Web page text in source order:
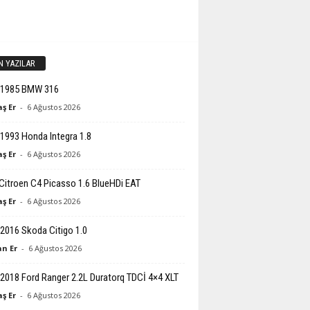
YAZILAR
BMW 316
Er - 6 Ağustos 2026
Honda Integra 1.8
Er - 6 Ağustos 2026
C4 Picasso 1.6 BlueHDi EAT
Er - 6 Ağustos 2026
Skoda Citigo 1.0
Er - 6 Ağustos 2026
Ford Ranger 2.2L Duratorq TDCİ 4×4 XLT
Er - 6 Ağustos 2026